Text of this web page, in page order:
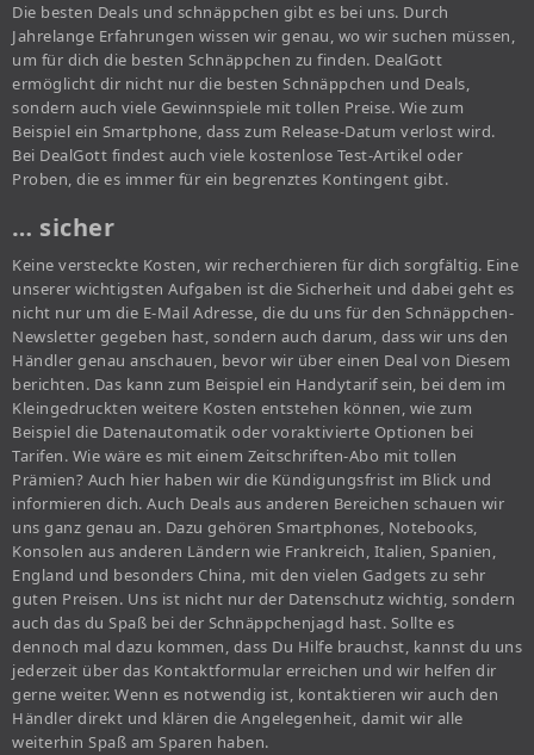
Die besten Deals und schnäppchen gibt es bei uns. Durch
Jahrelange Erfahrungen wissen wir genau, wo wir suchen müssen,
um für dich die besten Schnäppchen zu finden. DealGott
ermöglicht dir nicht nur die besten Schnäppchen und Deals,
sondern auch viele Gewinnspiele mit tollen Preise. Wie zum
Beispiel ein Smartphone, dass zum Release-Datum verlost wird.
Bei DealGott findest auch viele kostenlose Test-Artikel oder
Proben, die es immer für ein begrenztes Kontingent gibt.
… sicher
Keine versteckte Kosten, wir recherchieren für dich sorgfältig. Eine
unserer wichtigsten Aufgaben ist die Sicherheit und dabei geht es
nicht nur um die E-Mail Adresse, die du uns für den Schnäppchen-
Newsletter gegeben hast, sondern auch darum, dass wir uns den
Händler genau anschauen, bevor wir über einen Deal von Diesem
berichten. Das kann zum Beispiel ein Handytarif sein, bei dem im
Kleingedruckten weitere Kosten entstehen können, wie zum
Beispiel die Datenautomatik oder voraktivierte Optionen bei
Tarifen. Wie wäre es mit einem Zeitschriften-Abo mit tollen
Prämien? Auch hier haben wir die Kündigungsfrist im Blick und
informieren dich. Auch Deals aus anderen Bereichen schauen wir
uns ganz genau an. Dazu gehören Smartphones, Notebooks,
Konsolen aus anderen Ländern wie Frankreich, Italien, Spanien,
England und besonders China, mit den vielen Gadgets zu sehr
guten Preisen. Uns ist nicht nur der Datenschutz wichtig, sondern
auch das du Spaß bei der Schnäppchenjagd hast. Sollte es
dennoch mal dazu kommen, dass Du Hilfe brauchst, kannst du uns
jederzeit über das Kontaktformular erreichen und wir helfen dir
gerne weiter. Wenn es notwendig ist, kontaktieren wir auch den
Händler direkt und klären die Angelegenheit, damit wir alle
weiterhin Spaß am Sparen haben.